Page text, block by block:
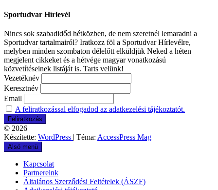
Sportudvar Hírlevél
Nincs sok szabadidőd hétközben, de nem szeretnél lemaradni a
Sportudvar tartalmairól? Iratkozz föl a Sportudvar Hírlevélre,
melyben minden szombaton délelőtt elküldjük Neked a héten
megjelent cikkeket és a hétvége magyar vonatkozású
közvetítéseinek listáját is. Tarts velünk!
Vezetéknév
Keresztnév
Email
A feliratkozással elfogadod az adatkezelési tájékoztatót.
© 2026
Készítette: WordPress | Téma: AccessPress Mag
Alsó menü
Kapcsolat
Partnereink
Általános Szerződési Feltételek (ÁSZF)